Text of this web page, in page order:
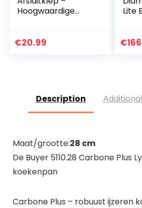
Hoogwaardige
Ideaal voor
€20.99
Lite
€
Description
Maat/grootte:28 cm
De Buyer 5110.28 Carbone Plus
koekenpan
Carbone Plus – robuust ijzeren